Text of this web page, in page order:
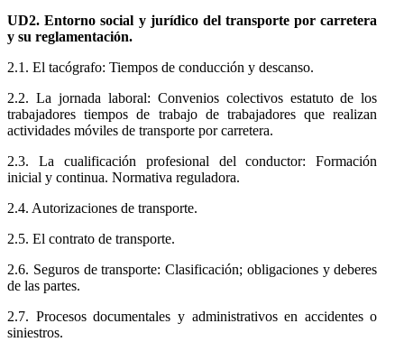
UD2. Entorno social y jurídico del transporte por carretera
y su reglamentación.
2.1. El tacógrafo: Tiempos de conducción y descanso.
2.2. La jornada laboral: Convenios colectivos estatuto de los
trabajadores tiempos de trabajo de trabajadores que realizan
actividades móviles de transporte por carretera.
2.3. La cualificación profesional del conductor: Formación
inicial y continua. Normativa reguladora.
2.4. Autorizaciones de transporte.
2.5. El contrato de transporte.
2.6. Seguros de transporte: Clasificación; obligaciones y deberes
de las partes.
2.7. Procesos documentales y administrativos en accidentes o
siniestros.